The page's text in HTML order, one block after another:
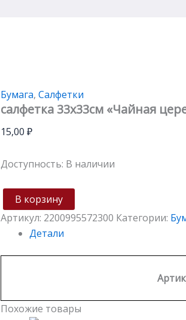
Бумага, Салфетки
салфетка 33х33см «Чайная
15,00 ₽
Доступность: В наличии
В корзину
Артикул: 2200995572300 Категории:
Детали
Похожие товары